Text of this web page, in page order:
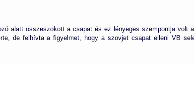
alatt összeszokott a csapat és ez lényeges szempontja volt a
de felhívta a figyelmet, hogy a szovjet csapat elleni VB